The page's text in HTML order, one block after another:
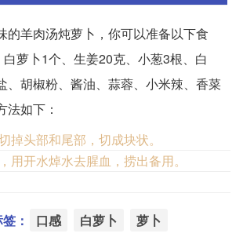
的羊肉汤炖萝卜，你可以准备以下食
萝卜1个、生姜20克、小葱3根、白
、胡椒粉、酱油、蒜蓉、小米辣、香菜
法如下：
掉头部和尾部，切成块状。
用开水焯水去腥血，捞出备用。
： 口感 白萝卜 萝卜